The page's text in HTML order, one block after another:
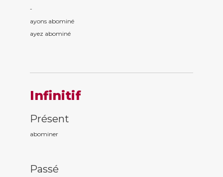
-
ayons abominé
ayez abominé
Infinitif
Présent
abominer
Passé